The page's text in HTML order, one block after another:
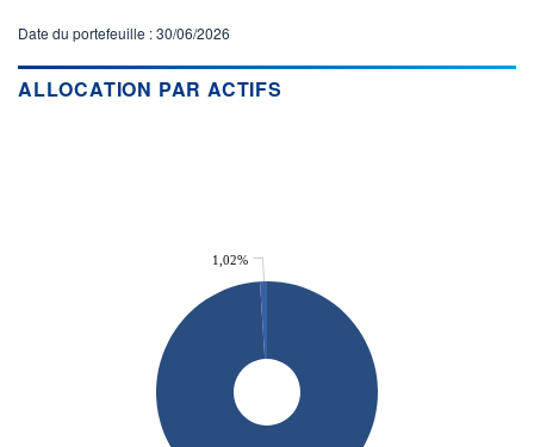
Date du portefeuille : 30/06/2026
ALLOCATION PAR ACTIFS
1,02%